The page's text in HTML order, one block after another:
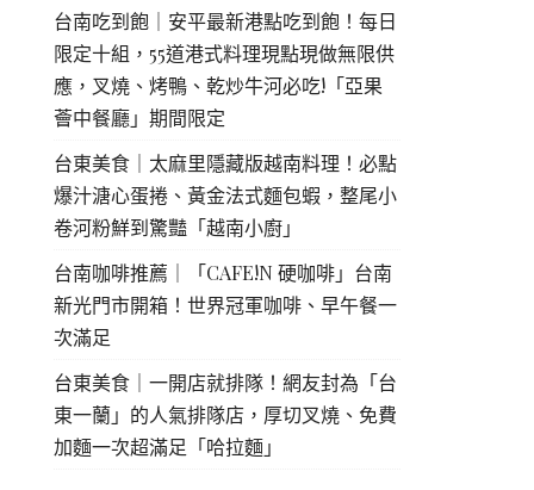
台南吃到飽｜安平最新港點吃到飽！每日
限定十組，55道港式料理現點現做無限供
應，叉燒、烤鴨、乾炒牛河必吃!「亞果
薈中餐廳」期間限定
台東美食｜太麻里隱藏版越南料理！必點
爆汁溏心蛋捲、黃金法式麵包蝦，整尾小
卷河粉鮮到驚豔「越南小廚」
台南咖啡推薦｜「CAFE!N 硬咖啡」台南
新光門市開箱！世界冠軍咖啡、早午餐一
次滿足
台東美食｜一開店就排隊！網友封為「台
東一蘭」的人氣排隊店，厚切叉燒、免費
加麵一次超滿足「哈拉麵」